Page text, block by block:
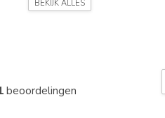
(gebruik nasaal spoelzout met
BEKIJK ALLES
beoordelingen